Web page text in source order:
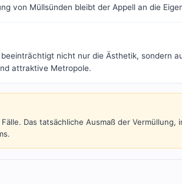
von Müllsünden bleibt der Appell an die
nicht nur die Ästhetik, sondern
attraktive Metropole.
Das tatsächliche Ausmaß der